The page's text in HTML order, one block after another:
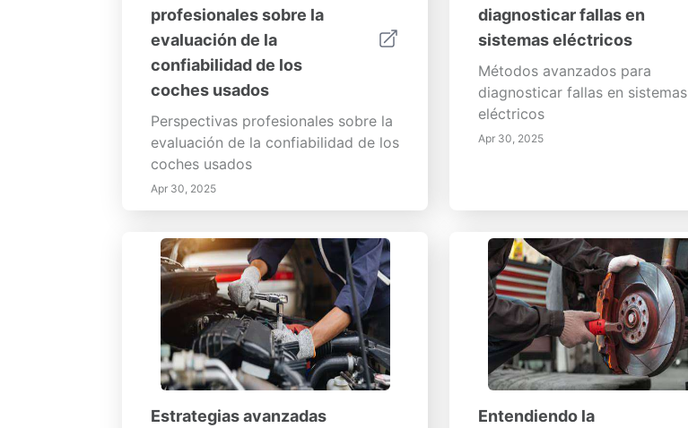
profesionales sobre la
evaluación de la
confiabilidad de los
coches usados
Perspectivas profesionales sobre la
evaluación de la confiabilidad de los
coches usados
Apr 30, 2025
diagnosticar fallas en
sistemas eléctricos
Métodos avanzados para
diagnosticar fallas en sistemas
eléctricos
Apr 30, 2025
Estrategias avanzadas
Entendiendo la